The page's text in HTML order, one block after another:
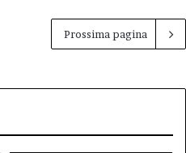
Prossima pagina